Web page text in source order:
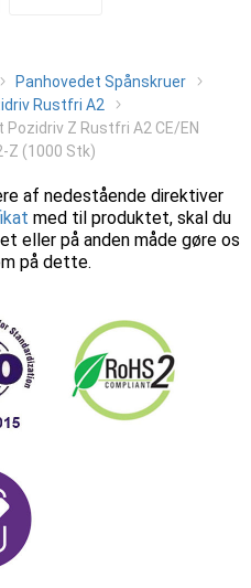
Panhovedet Spånskruer
Rustfri A2
Z Rustfri A2 CE/EN
Z (1000 Stk)
af nedestående direktiver
med til produktet, skal du
eller på anden måde gøre os
på dette.